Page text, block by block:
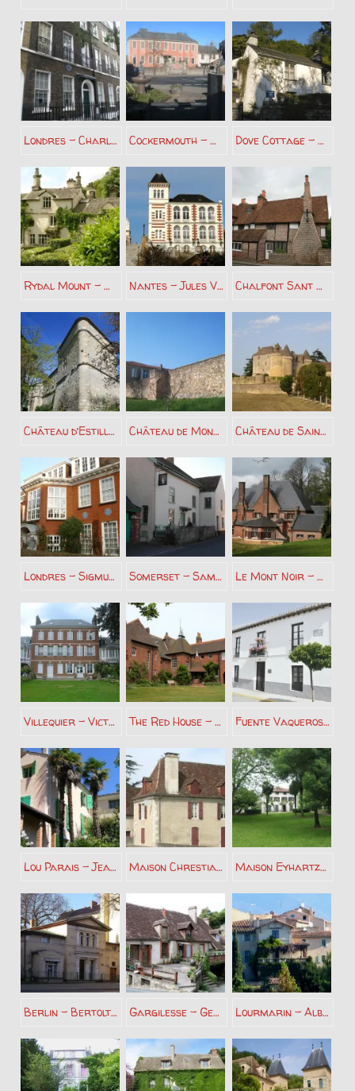
Londres – Charles Dickens Cockermouth – William Wordsworth Dove Cottage – William Wordsworth
Rydal Mount – William Wordsworth Nantes – Jules Verne Chalfont Sant Gilles – John Milton
Château d’Estillac – Blaise de Monluc Château de Monluc – Blaise de Monluc Château de Sainte Mondane – Fenelon
Londres – Sigmund Freud Somerset – Samuel Taylor Coleridge Le Mont Noir – Marguerite Yourcenar
Villequier – Victor Hugo The Red House – William Morris Fuente Vaqueros – Federico Garcia Lorca
Lou Parais – Jean Giono Maison Chrestia Orthez – Francis Jammes Maison Eyhartzea Hasparren – Francis Jammes
Berlin – Bertolt Brecht Gargilesse – George Sand Lourmarin – Albert Camus